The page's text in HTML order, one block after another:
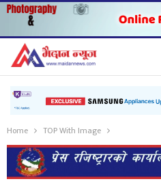
Home TOP With Image